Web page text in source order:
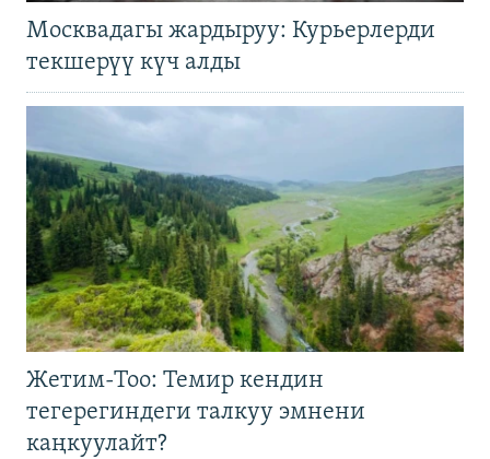
Москвадагы жардыруу: Курьерлерди
текшерүү күч алды
Жетим-Тоо: Темир кендин
тегерегиндеги талкуу эмнени
каңкуулайт?